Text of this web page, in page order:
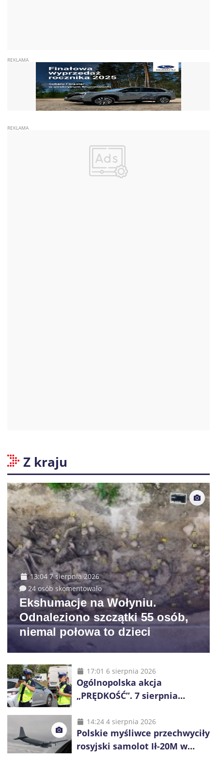
Z kraju
13:04 7 sierpnia 2026
24 osób skomentowało
Ekshumacje na Wołyniu.
Odnaleziono szczątki 55 osób,
niemal połowa to dzieci
17:01 6 sierpnia 2026
Ogólnopolska akcja
„PRĘDKOŚĆ”. 7 sierpnia
14:24 4 sierpnia 2026
Polskie myśliwce przechwyciły
rosyjski samolot Ił-20M w